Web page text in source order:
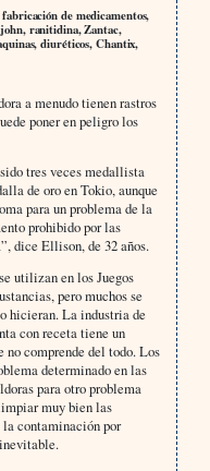
de medicamentos,
ranitidina, Zantac,
diuréticos, Chantix,
a menudo tienen rastros
poner en peligro los
tres veces medallista
de oro en Tokio, aunque
para un problema de la
prohibido por las
dice Ellison, de 32 años.
utilizan en los Juegos
pero muchos se
hicieran. La industria de
con receta tiene un
no comprende del todo. Los
determinado en las
para otro problema
muy bien las
la contaminación por